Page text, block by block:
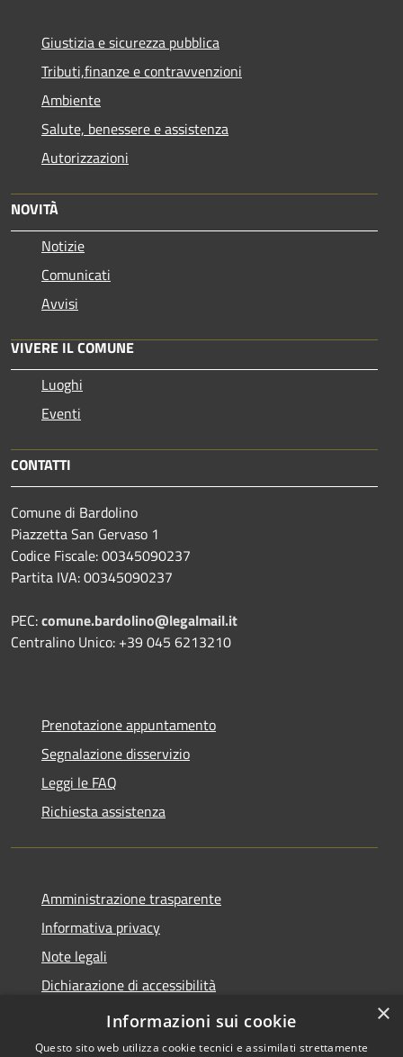
Giustizia e sicurezza pubblica
Tributi,finanze e contravvenzioni
Ambiente
Salute, benessere e assistenza
Autorizzazioni
NOVITÀ
Notizie
Comunicati
Avvisi
VIVERE IL COMUNE
Luoghi
Eventi
CONTATTI
Comune di Bardolino
Piazzetta San Gervaso 1
Codice Fiscale: 00345090237
Partita IVA: 00345090237
PEC:comune.bardolino@legalmail.it
Centralino Unico: +39 045 6213210
Prenotazione appuntamento
Segnalazione disservizio
Leggi le FAQ
Richiesta assistenza
Amministrazione trasparente
Informativa privacy
Note legali
Dichiarazione di accessibilità
Link app municipium
×
Informazioni sui cookie
Questo sito web utilizza cookie tecnici e assimilati strettamente